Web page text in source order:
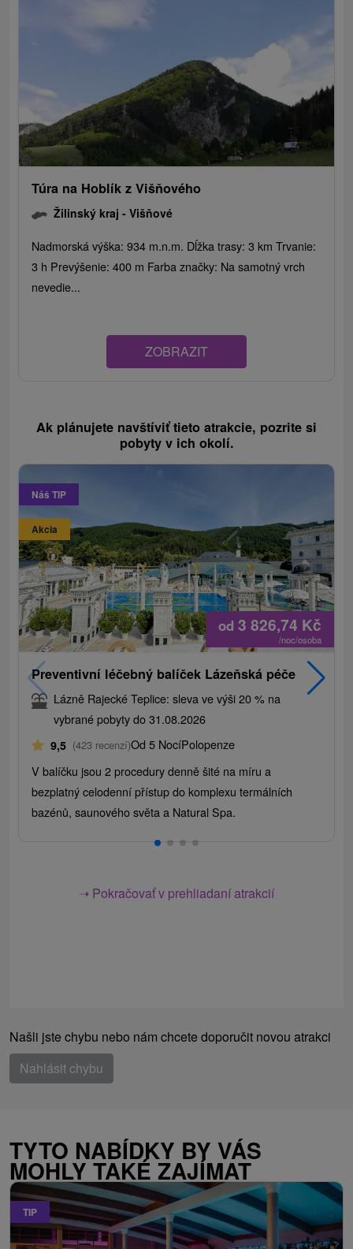
Túra na Hoblík z Višňového
Žilinský kraj -Višňové
Nadmorská výška: 934 m.n.m. Dĺžka trasy: 3 km Trvanie:
3 h Prevýšenie: 400 m Farba značky: Na samotný vrch
nevedie...
ZOBRAZIT
Ak plánujete navštíviť tieto atrakcie, pozrite si
pobyty v ich okolí.
Náš TIP
Akcia
od 3 826,74 Kč
/noc/osoba
Preventivní léčebný balíček Lázeňská péče
Lázně Rajecké Teplice: sleva ve výši 20 % na
vybrané pobyty do 31.08.2026
9,5 (423 recenzí)Od 5 NocíPolopenze
V balíčku jsou 2 procedury denně šité na míru a
bezplatný celodenní přístup do komplexu termálních
bazénů, saunového světa a Natural Spa.
➝ Pokračovať v prehliadaní atrakcií
Našli jste chybu nebo nám chcete doporučit novou atrakci
Nahlásit chybu
TYTO NABÍDKY BY VÁS
MOHLY TAKÉ ZAJÍMAT
TIP